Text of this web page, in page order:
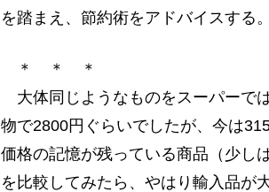
を踏まえ、節約術をアドバイスする。
＊ ＊ ＊
大体同じようなものをスーパーで
物で2800円ぐらいでしたが、今は
価格の記憶が残っている商品（少し
を比較してみたら、やはり輸入品が